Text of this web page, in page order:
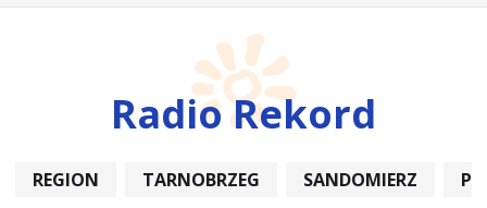
Radio Rekord
REGION TARNOBRZEG SANDOMIERZ